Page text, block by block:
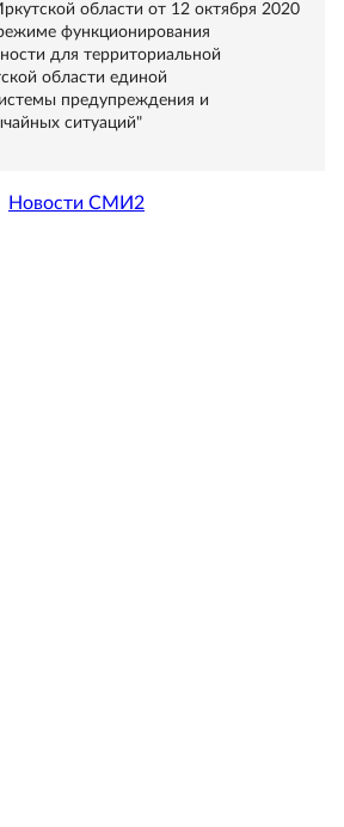
области от 12 октября 2020
функционирования
для территориальной
области единой
предупреждения и
ситуаций"
Новости СМИ2